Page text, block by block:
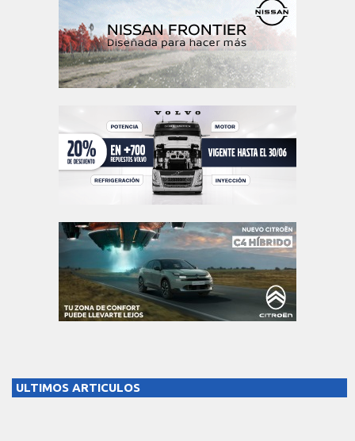
ULTIMOS ARTICULOS